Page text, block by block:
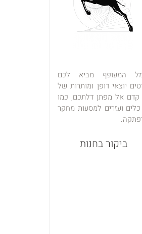
המעופף מביא לכם
יוצאי דופן ומותרות של
קדם אל מפתן דלתכם, כמו
ועזרים למסעות מחקר
ביקור בחנות